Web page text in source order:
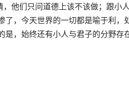
，他们只问道德上该不该做；跟小
了，今天世界的一切都是喻于利，
，始终还有小人与君子的分野存